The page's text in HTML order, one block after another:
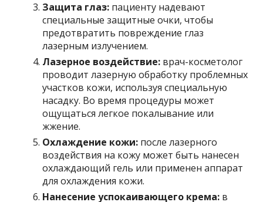
Защита глаз: пациенту надевают
специальные защитные очки, чтобы
предотвратить повреждение глаз
лазерным излучением.
Лазерное воздействие: врач-косметолог
проводит лазерную обработку проблемных
участков кожи, используя специальную
насадку. Во время процедуры может
ощущаться легкое покалывание или
жжение.
Охлаждение кожи: после лазерного
воздействия на кожу может быть нанесен
охлаждающий гель или применен аппарат
для охлаждения кожи.
Нанесение успокаивающего крема: в